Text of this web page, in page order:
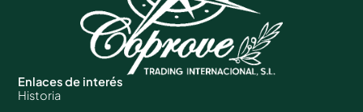
Enlaces de interés
Historia